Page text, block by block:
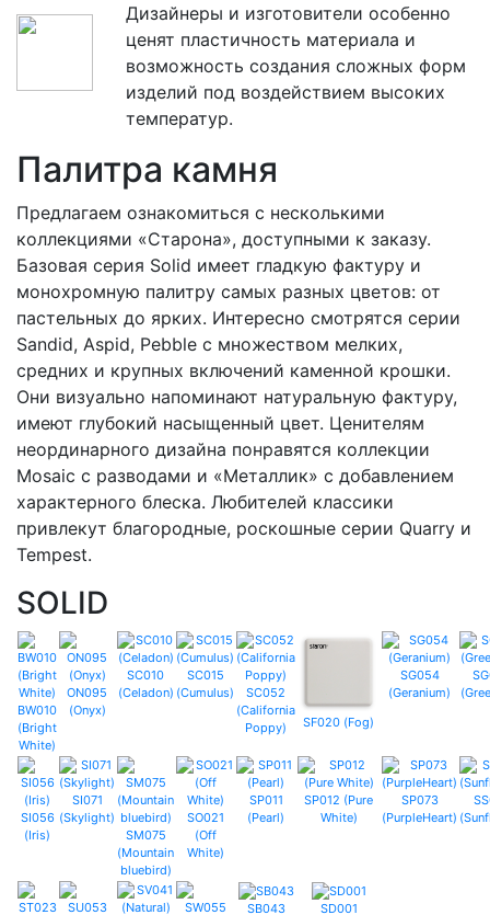
Дизайнеры и изготовители особенно
ценят пластичность материала и
возможность создания сложных форм
изделий под воздействием высоких
температур.
Палитра камня
Предлагаем ознакомиться с несколькими
коллекциями «Старона», доступными к заказу.
Базовая серия Solid имеет гладкую фактуру и
монохромную палитру самых разных цветов: от
пастельных до ярких. Интересно смотрятся серии
Sandid, Aspid, Pebble с множеством мелких,
средних и крупных включений каменной крошки.
Они визуально напоминают натуральную фактуру,
имеют глубокий насыщенный цвет. Ценителям
неординарного дизайна понравятся коллекции
Mosaic с разводами и «Металлик» с добавлением
характерного блеска. Любителей классики
привлекут благородные, роскошные серии Quarry и
Tempest.
SOLID
BW010
(Bright
White)
ON095
(Onyx)
SC010
(Celadon)
SC015
(Cumulus)
SC052
(California
Poppy)
SF020 (Fog)
SG054
(Geranium)
SI056
(Iris)
SI071
(Skylight)
SM075
(Mountain
bluebird)
SO021
(Off
White)
SP011
(Pearl)
SP012 (Pure
White)
SP073
(PurpleHeart)
SB043 SD001